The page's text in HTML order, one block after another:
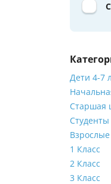
Дети 4-7
Старшая
Студенты
Взрослые
1 Класс
2 Класс
3 Класс